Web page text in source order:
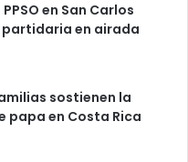
en San Carlos
partidaria en airada
sostienen la
papa en Costa Rica